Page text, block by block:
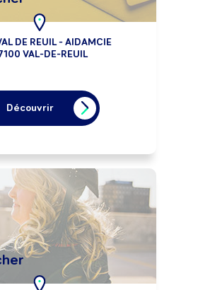
DE REUIL - AIDAMCIE
VAL-DE-REUIL
Découvrir